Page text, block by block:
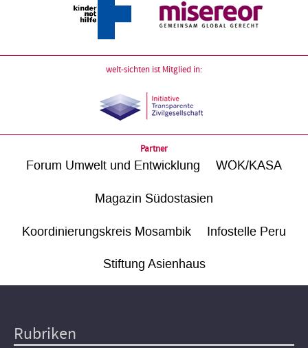
welt-sichten ist Mitglied in:
Partner
Forum Umwelt und Entwicklung WÖK/KASA
Magazin Südostasien
Koordinierungskreis Mosambik Infostelle Peru
Stiftung Asienhaus
Hauptnavigation
Rubriken